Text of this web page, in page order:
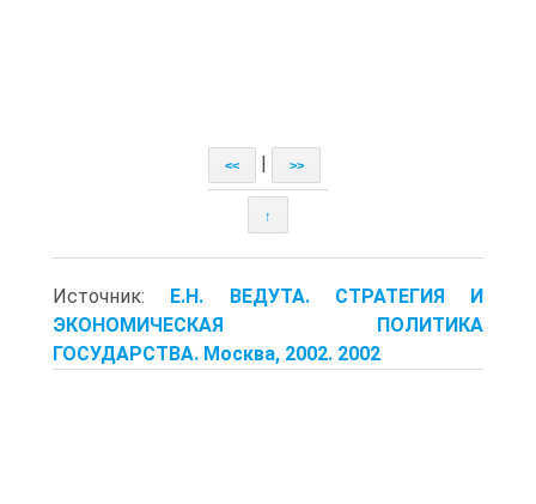
<< >>
↑
Источник: Е.Н. ВЕДУТА. СТРАТЕГИЯ И
ЭКОНОМИЧЕСКАЯ ПОЛИТИКА
ГОСУДАРСТВА. Москва, 2002. 2002